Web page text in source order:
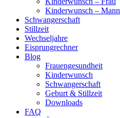
Kinderwunsch – Mann
Schwangerschaft
Stillzeit
Wechseljahre
Eisprungrechner
Blog
Frauengesundheit
Kinderwunsch
Schwangerschaft
Geburt & Stillzeit
Downloads
FAQ